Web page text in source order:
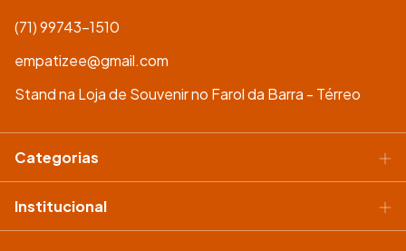
(71) 99743-1510
empatizee@gmail.com
Stand na Loja de Souvenir no Farol da Barra - Térreo
Categorias
Institucional